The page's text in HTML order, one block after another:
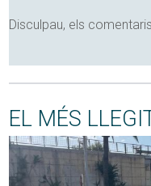
Disculpau, els
EL MÉS